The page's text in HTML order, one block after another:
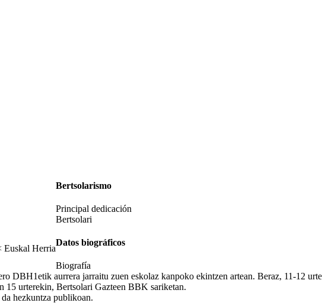
Euskal Herria
Bertsolarismo
Principal dedicación
Bertsolari
Datos biográficos
Biografía
DBH1etik aurrera jarraitu zuen eskolaz kanpoko ekintzen artean. Beraz, 11-12
15 urterekin, Bertsolari Gazteen BBK sariketan.
hezkuntza publikoan.